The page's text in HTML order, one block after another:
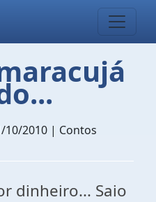
10/2010 | Contos
dinheiro... Saio